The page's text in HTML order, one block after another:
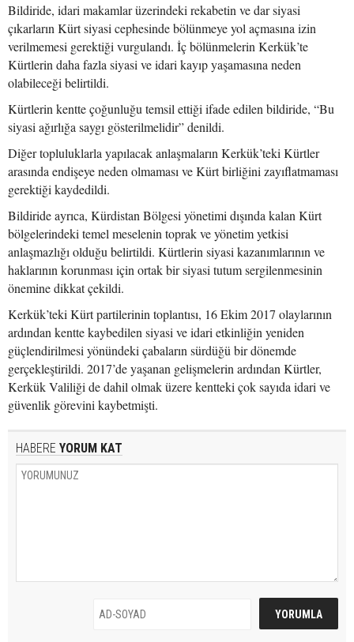
Bildiride, idari makamlar üzerindeki rekabetin ve dar siyasi
çıkarların Kürt siyasi cephesinde bölünmeye yol açmasına izin
verilmemesi gerektiği vurgulandı. İç bölünmelerin Kerkük’te
Kürtlerin daha fazla siyasi ve idari kayıp yaşamasına neden
olabileceği belirtildi.
Kürtlerin kentte çoğunluğu temsil ettiği ifade edilen bildiride, “Bu
siyasi ağırlığa saygı gösterilmelidir” denildi.
Diğer topluluklarla yapılacak anlaşmaların Kerkük’teki Kürtler
arasında endişeye neden olmaması ve Kürt birliğini zayıflatmaması
gerektiği kaydedildi.
Bildiride ayrıca, Kürdistan Bölgesi yönetimi dışında kalan Kürt
bölgelerindeki temel meselenin toprak ve yönetim yetkisi
anlaşmazlığı olduğu belirtildi. Kürtlerin siyasi kazanımlarının ve
haklarının korunması için ortak bir siyasi tutum sergilenmesinin
önemine dikkat çekildi.
Kerkük’teki Kürt partilerinin toplantısı, 16 Ekim 2017 olaylarının
ardından kentte kaybedilen siyasi ve idari etkinliğin yeniden
güçlendirilmesi yönündeki çabaların sürdüğü bir dönemde
gerçekleştirildi. 2017’de yaşanan gelişmelerin ardından Kürtler,
Kerkük Valiliği de dahil olmak üzere kentteki çok sayıda idari ve
güvenlik görevini kaybetmişti.
HABERE YORUM KAT